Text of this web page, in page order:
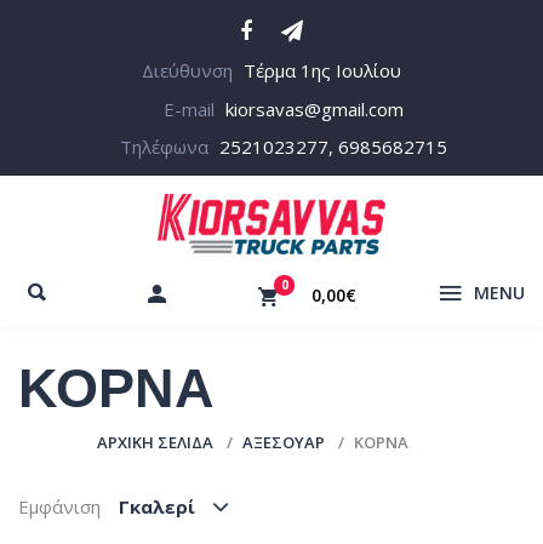
Διεύθυνση Τέρμα 1ης Ιουλίου
E-mail kiorsavas@gmail.com
Τηλέφωνα 2521023277, 6985682715
0 0,00€ MENU
ΚΟΡΝΑ
ΑΡΧΙΚΉ ΣΕΛΊΔΑ ΑΞΕΣΟΥΑΡ ΚΟΡΝΑ
Εμφάνιση Γκαλερί